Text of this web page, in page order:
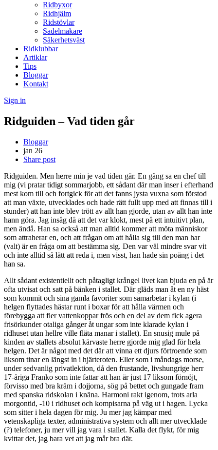
Ridbyxor
Ridhjälm
Ridstövlar
Sadelmakare
Säkerhetsväst
Ridklubbar
Artiklar
Tips
Bloggar
Kontakt
Sign in
Ridguiden – Vad tiden går
Bloggar
jan 26
Share post
Ridguiden. Men herre min je vad tiden går. En gång sa en chef till
mig (vi pratar tidigt sommarjobb, ett sådant där man inser i efterhand
mest kom till och fortgick för att det fanns jysta vuxna som förstod
att man växte, utvecklades och hade rätt fullt upp med att finnas till i
stunder) att han inte blev trött av allt han gjorde, utan av allt han inte
hann göra. Jag insåg då att det var klokt, mest på ett intuitivt plan,
men ändå. Han sa också att man alltid kommer att möta människor
som attraherar en, och att frågan om att hålla sig till den man har
(valt) är en fråga om att bestämma sig. Den var väl mindre svar vit
och inte alltid så lätt att reda i, men visst, han hade sin poäng i det
han sa.
Allt sådant existentiellt och påtagligt krångel livet kan bjuda en på är
ofta utvisat och satt på bänken i stallet. Där gläds man åt en ny häst
som kommit och sina gamla favoriter som samarbetar i kylan (i
helgen flyttades hästar runt i boxar för att hålla värmen och
förebygga att fler vattenkoppar frös och en del av dem fick agera
frisörkunder otaliga gånger åt ungar som inte klarade kylan i
ridhuset utan hellre ville fläta manar i stallet). En snusig mule på
kinden av stallets absolut kärvaste herre gjorde mig glad för hela
helgen. Det är något med det där att vinna ett djurs förtroende som
liksom tinar en längst in i hjärteroten. Eller som i måndags morse,
under sedvanlig privatlektion, då den frustande, livshungrige herr
17-åriga Franko som inte fattar att han är just 17 liksom förnöjt,
förvisso med bra kräm i dojjorna, sög på bettet och gungade fram
med spanska ridskolan i knäna. Harmoni rakt igenom, trots arla
morgontid, -10 i ridhuset och kompisarna på väg ut i hagen. Lycka
som sitter i hela dagen för mig. Ju mer jag kämpar med
vetenskapliga texter, administrativa system och allt mer utvecklade
(?) telefoner, ju mer vill jag vara i stallet. Kalla det flykt, för mig
kvittar det, jag bara vet att jag mår bra där.